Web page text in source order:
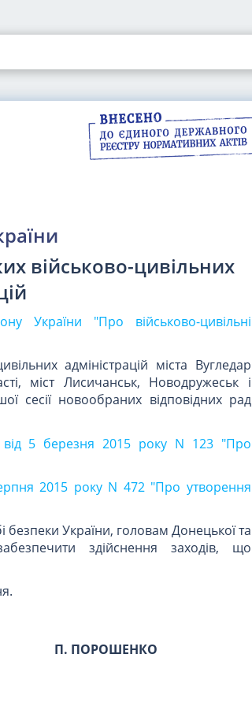
військово-цивільних
України "Про військово-цивільні
адміністрацій міста Вугледар
міст Лисичанськ, Новодружеськ і
сесії новообраних відповідних рад
від 5 березня 2015 року N 123 "Про
2015 року N 472 "Про утворення
України, головам Донецької та
здійснення заходів, що
П. ПОРОШЕНКО